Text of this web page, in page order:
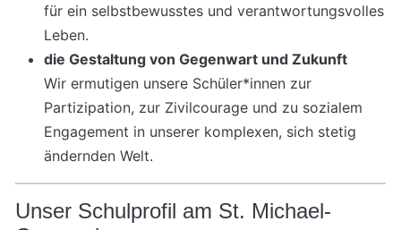
für ein selbstbewusstes und verantwortungsvolles
Leben.
die Gestaltung von Gegenwart und Zukunft
Wir ermutigen unsere Schüler*innen zur
Partizipation, zur Zivilcourage und zu sozialem
Engagement in unserer komplexen, sich stetig
ändernden Welt.
Unser Schulprofil am St. Michael-